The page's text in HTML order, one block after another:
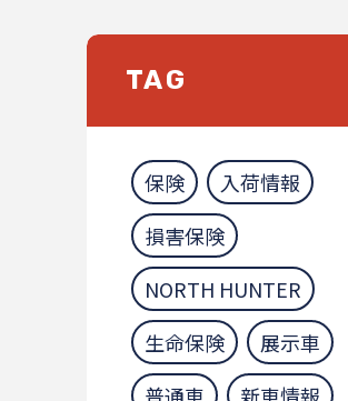
TAG
保険
入荷情報
損害保険
NORTH HUNTER
生命保険
展示車